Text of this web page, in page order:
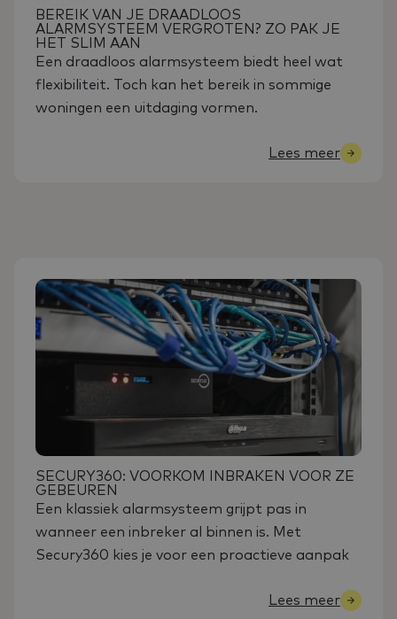
BEREIK VAN JE DRAADLOOS
ALARMSYSTEEM VERGROTEN? ZO PAK JE
HET SLIM AAN
Een draadloos alarmsysteem biedt heel wat
flexibiliteit. Toch kan het bereik in sommige
woningen een uitdaging vormen.
Lees meer
SECURY360: VOORKOM INBRAKEN VOOR ZE
GEBEUREN
Een klassiek alarmsysteem grijpt pas in
wanneer een inbreker al binnen is. Met
Secury360 kies je voor een proactieve aanpak
Lees meer